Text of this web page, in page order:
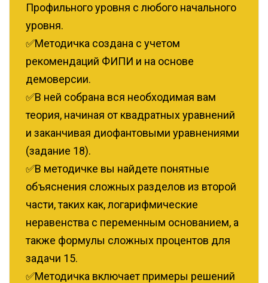
Профильного уровня с любого начального
уровня.
✅Методичка создана с учетом
рекомендаций ФИПИ и на основе
демоверсии.
✅В ней собрана вся необходимая вам
теория, начиная от квадратных уравнений
и заканчивая диофантовыми уравнениями
(задание 18).
✅В методичке вы найдете понятные
объяснения сложных разделов из второй
части, таких как, логарифмические
неравенства с переменным основанием, а
также формулы сложных процентов для
задачи 15.‌
✅Методичка включает примеры решений